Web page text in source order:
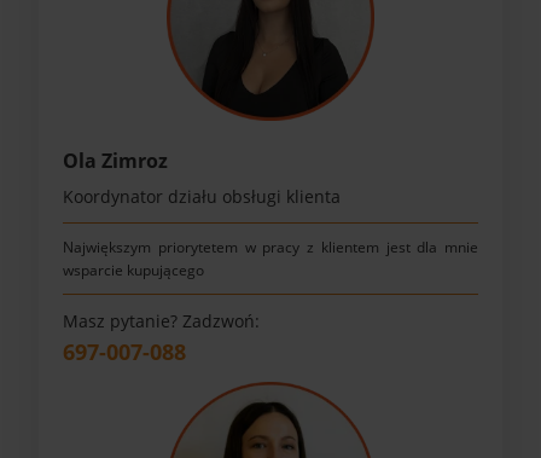
Ola Zimroz
Koordynator działu obsługi klienta
Największym priorytetem w pracy z klientem jest dla mnie
wsparcie kupującego
Masz pytanie? Zadzwoń:
697-007-088